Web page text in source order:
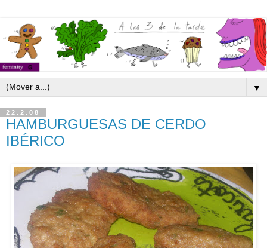
▼
22.2.08
HAMBURGUESAS DE CERDO
IBÉRICO